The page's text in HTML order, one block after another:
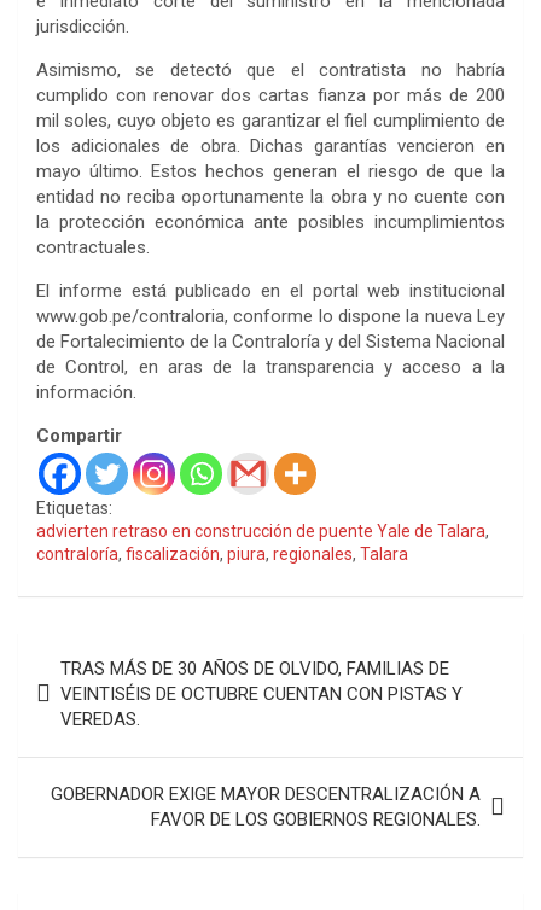
jurisdicción.
Asimismo, se detectó que el contratista no habría
cumplido con renovar dos cartas fianza por más de 200
mil soles, cuyo objeto es garantizar el fiel cumplimiento de
los adicionales de obra. Dichas garantías vencieron en
mayo último. Estos hechos generan el riesgo de que la
entidad no reciba oportunamente la obra y no cuente con
la protección económica ante posibles incumplimientos
contractuales.
El informe está publicado en el portal web institucional
www.gob.pe/contraloria, conforme lo dispone la nueva Ley
de Fortalecimiento de la Contraloría y del Sistema Nacional
de Control, en aras de la transparencia y acceso a la
información.
Compartir
Etiquetas:
advierten retraso en construcción de puente Yale de Talara,
contraloría, fiscalización, piura, regionales, Talara
Navegación
de
entradas
TRAS MÁS DE 30 AÑOS DE OLVIDO, FAMILIAS DE
VEINTISÉIS DE OCTUBRE CUENTAN CON PISTAS Y
VEREDAS.
GOBERNADOR EXIGE MAYOR DESCENTRALIZACIÓN A
FAVOR DE LOS GOBIERNOS REGIONALES.